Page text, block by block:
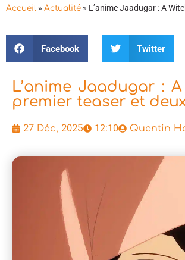
Accueil » Actualité » L’anime Jaadugar : A
Facebook Twitter
L’anime Jaadugar :
premier teaser et
27 Déc, 2025 12:10 Quentin